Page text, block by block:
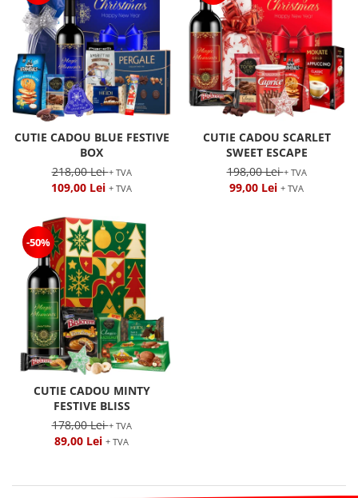
CUTIE CADOU BLUE FESTIVE
BOX
218,00 Lei+ TVA
109,00 Lei + TVA
CUTIE CADOU SCARLET
SWEET ESCAPE
198,00 Lei+ TVA
99,00 Lei + TVA
-50%
CUTIE CADOU MINTY
FESTIVE BLISS
178,00 Lei+ TVA
89,00 Lei + TVA